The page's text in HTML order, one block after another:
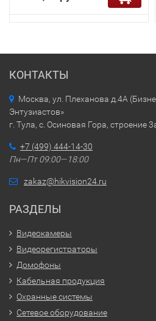
КОНТАКТЫ
Москва, ул. Плеханова д.4А
Энтузиастов»
г. Тула, с. Осиновая Гора, строение
+7 (499) 444-14-30
Пн—Пт 09:00—18:00
zakaz@hikvision24.ru
РАЗДЕЛЫ
Видеокамеры
Видеорегистраторы
Домофоны
Кабельная продукция
Охранные системы
Сетевое оборудование